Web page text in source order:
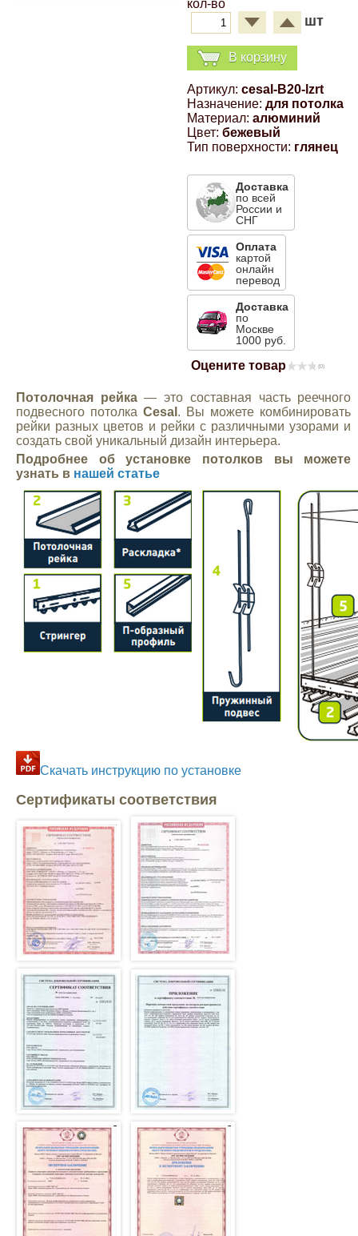
кол-во
шт
В корзину
Артикул: cesal-B20-lzrt
Назначение: для потолка
Материал: алюминий
Цвет: бежевый
Тип поверхности: глянец
Доставка
по всей
России и
СНГ
Оплата
картой
онлайн
перевод
Доставка
по
Москве
1000 руб.
Оцените товар (0)
Потолочная рейка— это составная часть реечного
подвесного потолкаCesal . Вы можете комбинировать
рейки разных цветов и рейки с различными узорами и
создать свой уникальный дизайн интерьера.
Подробнее об установке потолков вы можете
узнать в нашей статье
Скачать инструкцию по установке
Сертификаты соответствия
Компрессионные фитинги Poliext
Opel
Renault
Suzuki
Toyota
Volkswagen
УАЗ
Эмали универсальные акриловые
Магнитные панели на холодильник